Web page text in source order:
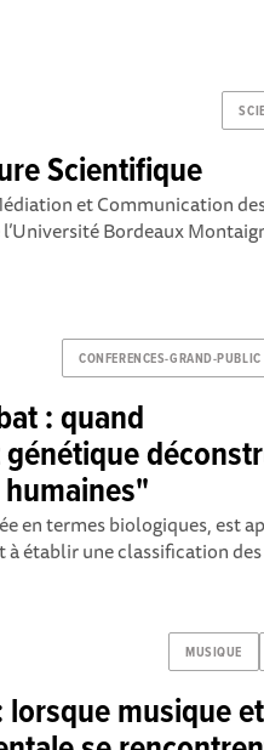
Scientifique
et Communication
Bordeaux
CONFERENCES-GRAND-PUBLIC
: quand
en termes biologiques, est
à établir une classification
MUSIQUE
lorsque musique et